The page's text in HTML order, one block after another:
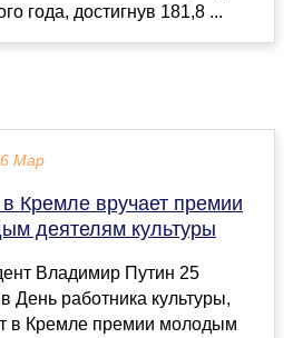
года, достигнув 181,8 ...
Мар
Кремле вручает премии
деятелям культуры
Владимир Путин 25
День работника культуры,
в Кремле премии молодым